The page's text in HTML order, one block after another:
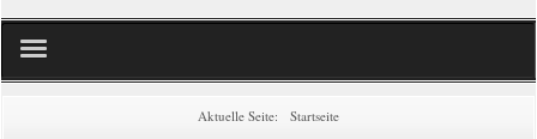
Aktuelle Seite: Startseite